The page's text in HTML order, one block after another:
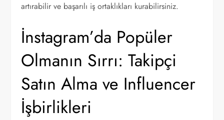
artırabilir ve başarılı iş ortaklıkları kurabilirsiniz.
İnstagram’da Popüler
Olmanın Sırrı: Takipçi
Satın Alma ve Influencer
İşbirlikleri